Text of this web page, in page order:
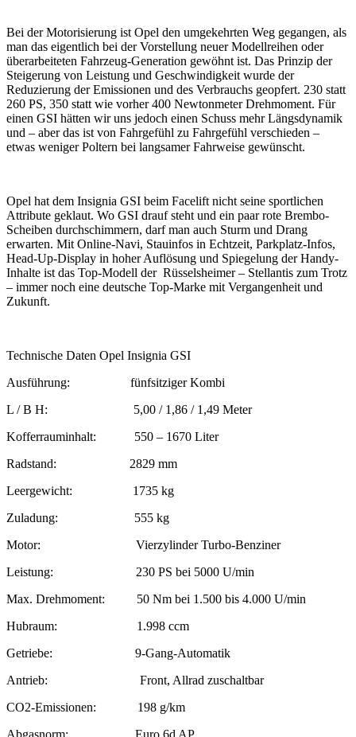
Bei der Motorisierung ist Opel den umgekehrten Weg gegangen, als
man das eigentlich bei der Vorstellung neuer Modellreihen oder
überarbeiteten Fahrzeug-Generation gewöhnt ist. Das Prinzip der
Steigerung von Leistung und Geschwindigkeit wurde der
Reduzierung der Emissionen und des Verbrauchs geopfert. 230 statt
260 PS, 350 statt wie vorher 400 Newtonmeter Drehmoment. Für
einen GSI hätten wir uns jedoch einen Schuss mehr Längsdynamik
und – aber das ist von Fahrgefühl zu Fahrgefühl verschieden –
etwas weniger Poltern bei langsamer Fahrweise gewünscht.
Opel hat dem Insignia GSI beim Facelift nicht seine sportlichen
Attribute geklaut. Wo GSI drauf steht und ein paar rote Brembo-
Scheiben durchschimmern, darf man auch Sturm und Drang
erwarten. Mit Online-Navi, Stauinfos in Echtzeit, Parkplatz-Infos,
Head-Up-Display in hoher Auflösung und Spiegelung der Handy-
Inhalte ist das Top-Modell der Rüsselsheimer – Stellantis zum Trotz
– immer noch eine deutsche Top-Marke mit Vergangenheit und
Zukunft.
Technische Daten Opel Insignia GSI
Ausführung: fünfsitziger Kombi
L / B H: 5,00 / 1,86 / 1,49 Meter
Kofferrauminhalt: 550 – 1670 Liter
Radstand: 2829 mm
Leergewicht: 1735 kg
Zuladung: 555 kg
Motor: Vierzylinder Turbo-Benziner
Leistung: 230 PS bei 5000 U/min
Max. Drehmoment: 50 Nm bei 1.500 bis 4.000 U/min
Hubraum: 1.998 ccm
Getriebe: 9-Gang-Automatik
Antrieb: Front, Allrad zuschaltbar
CO2-Emissionen: 198 g/km
Abgasnorm: Euro 6d AP